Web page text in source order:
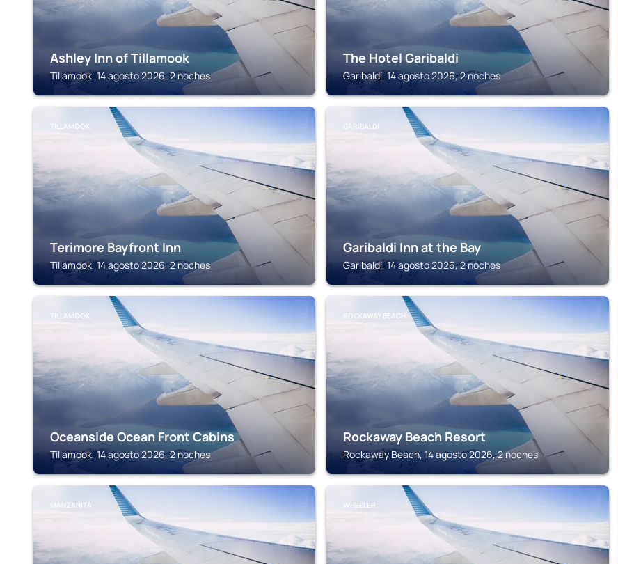
Ashley Inn of Tillamook
Tillamook, 14 agosto 2026, 2 noches
The Hotel Garibaldi
Garibaldi, 14 agosto 2026, 2 noches
TILLAMOOK
Terimore Bayfront Inn
Tillamook, 14 agosto 2026, 2 noches
GARIBALDI
Garibaldi Inn at the Bay
Garibaldi, 14 agosto 2026, 2 noches
TILLAMOOK
Oceanside Ocean Front Cabins
Tillamook, 14 agosto 2026, 2 noches
ROCKAWAY BEACH
Rockaway Beach Resort
Rockaway Beach, 14 agosto 2026, 2 noches
MANZANITA WHEELER